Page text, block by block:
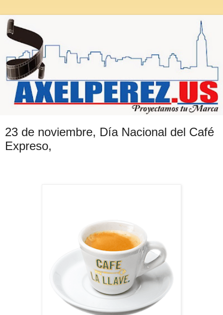
23 de noviembre, Día Nacional del Café
Expreso,